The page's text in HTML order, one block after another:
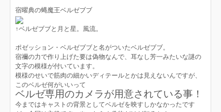
宿曜典の蝿魔王ベルゼブブ
↑ベルゼブブと月と星。風流。
ポゼッション・ベルゼブブと名がついたベルゼブブ。
宿禰の力で作り上げた要は偽物なんで、耳なし芳一みたいな謎の
文字の模様が付いています。
模様のせいで筋肉の細かいディテールとかは見えないんですが、
このベルゼ何がいいって
ベルゼ専用のカメラが用意されている事！
今まではキャストの背景としてベルゼを映すしかなかったです